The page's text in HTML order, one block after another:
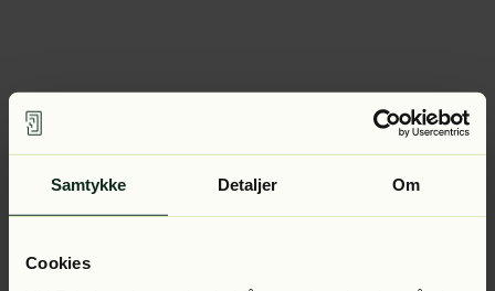
Samtykke Detaljer Om
Cookies